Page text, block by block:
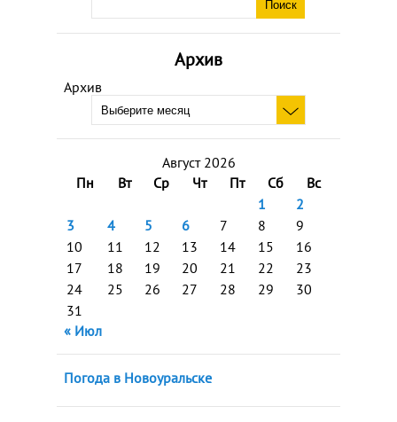
Архив
Архив
Август 2026
Пн
Вт Ср Чт Пт Сб
Вс
1
2
3
4 5 6 7 8
9
10
11 12 13 14 15
16
17
18 19 20 21 22
23
24
25 26 27 28 29
30
31
« Июл
Погода в Новоуральске